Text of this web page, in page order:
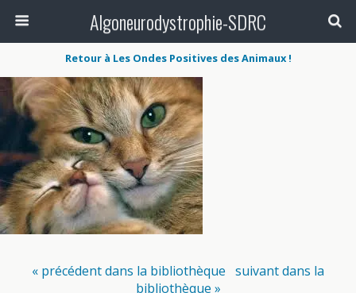
Algoneurodystrophie-SDRC
Retour à Les Ondes Positives des Animaux !
« précédent dans la bibliothèque suivant dans la
bibliothèque »